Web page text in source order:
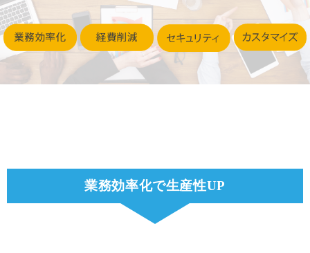
業務効率化で生産性UP